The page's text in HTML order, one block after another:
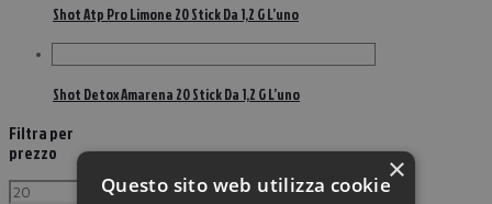
Shot Atp Pro Limone 20 Stick Da 1,2 G L’uno
Shot Detox Amarena 20 Stick Da 1,2 G L’uno
Filtra per
prezzo
×
Questo sito web utilizza cookie